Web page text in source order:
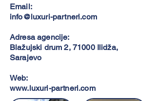
Email:
info@luxuri-partneri.com
Adresa agencije:
Blažujski drum 2, 71000 Ilidža,
Sarajevo
Web:
www.luxuri-partneri.com